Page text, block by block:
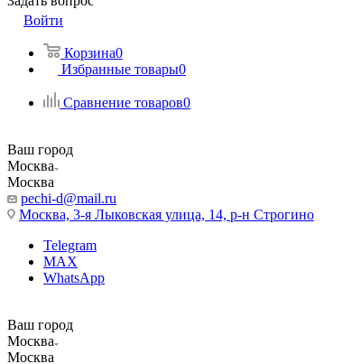
Войти
Корзина0
Избранные товары0
Сравнение товаров0
Ваш город
Москва
Москва
pechi-d@mail.ru
Москва, 3-я Лыковская улица, 14, р-н Строгино
Telegram
MAX
WhatsApp
Ваш город
Москва
Москва